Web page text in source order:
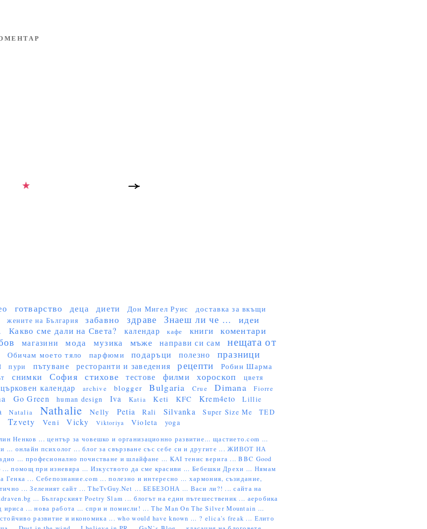
готварство деца диети Дон Мигел Руис доставка за вкъщи
жените на България забавно здраве Знаеш ли че ... идеи
Какво сме дали на Света? календар кафе книги коментари
магазини мода музика мъже направи си сам
нещата от
Обичам моето тяло парфюми подаръци полезно
празници
пури пътуване ресторанти и заведения рецепти Робин Шарма
снимки София стихове тестове филми хороскоп цветя
църковен календар archive blogger Bulgaria Crue Dimana Fiorre
Go Green human design Iva Katia Keti KFC Krem4eto Lillie
Natalia Nathalie Nelly Petia Rali Silvanka Super Size Me TED
Tzvety Veni Vicky Viktoriya Violeta yoga
Ненков ...център за човешко и организационно развитие... щастието.com ...
... онлайн психолог ...блог за свързване със себе си и другите ...ЖИВОТ НА
... професионално почистване и шлайфане ... KAI тенис верига ...BBC Good
...помощ при изневяра ... Изкуството да сме красиви ... Бебешки Дрехи ... Нямам
Генка ... Себепознание.com ...полезно и интересно ... хармония, съзидание,
...Зеленият сайт ...TheTvGuy.Net ...БЕБЕЗОНА ... Васи ли?! ...сайта на
... Българският Poetry Slam ... блогът на един пътешественик ... аеробика
ириса ...нова работа ... спри и помисли! ...The Man On The Silver Mountain ...
развитие и икономика ...who would have known ... ? elica's freak ... Елито